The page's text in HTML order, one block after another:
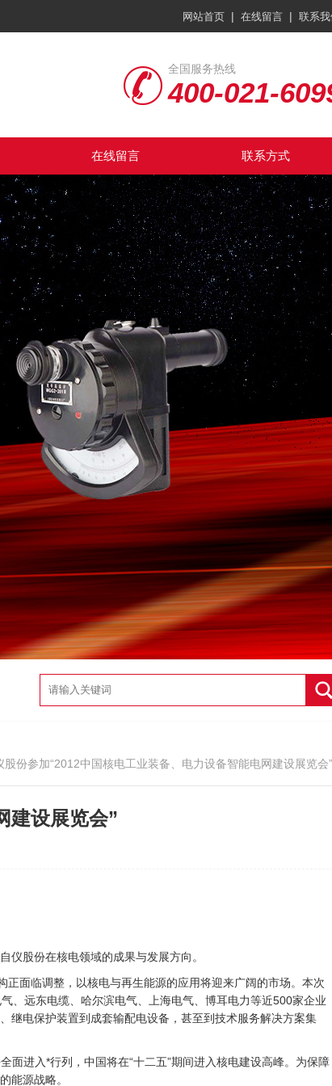
网站首页 | 在线留言 | 联系
全国服务热线
400-021-
在线留言 联系方式
股份参加“2012中国核电工业装备、电力设备智能电网建设展览会”
建设展览会”
仪股份在核电领域的成果与发展方向。
面临调整，以核电与再生能源的应用将迎来广阔的市场。本次
、远东电缆、哈尔滨电气、上海电气、博耳电力等近500家企业
继电保护装置到成套输配电设备，甚至到技术服务解决方案集
进入*行列，中国将在“十二五”期间进入核电建设高峰。为保障
能源战略。